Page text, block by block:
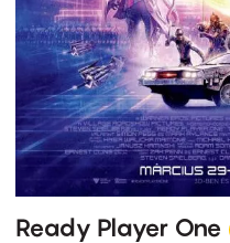
Ready Player One